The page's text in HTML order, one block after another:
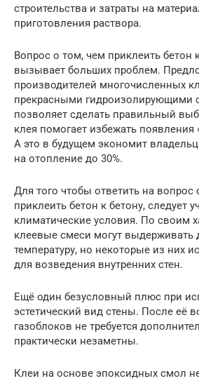
строительства и затраты на
приготовления раствора.
Вопрос о том, чем приклеить бетон
вызывает больших проблем.
производителей многочисленных
прекрасными гидроизолирующими
позволяет сделать правильный
клея помогает избежать появления
А это в будущем экономит
на отопление до 30%.
Для того чтобы ответить на вопрос
приклеить бетон к бетону, следует
климатические условия. По своим
клеевые смеси могут выдерживать
температуру, но некоторые из них
для возведения внутренних стен.
Ещё один безусловный плюс при
эстетический вид стены. После её
газоблоков не требуется
практически незаметны.
Клеи на основе эпоксидных смол